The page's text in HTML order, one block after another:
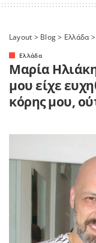
Layout > Blog> Ελλάδα>
Ελλάδα
Μαρία
μου είχε
κόρης μου,